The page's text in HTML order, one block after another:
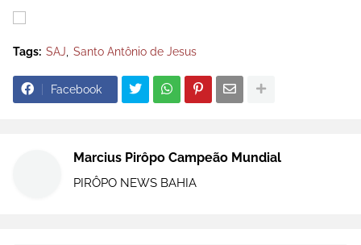
Tags: SAJ Santo Antônio de Jesus
Facebook
Marcius Pirôpo Campeão Mundial
PIRÔPO NEWS BAHIA